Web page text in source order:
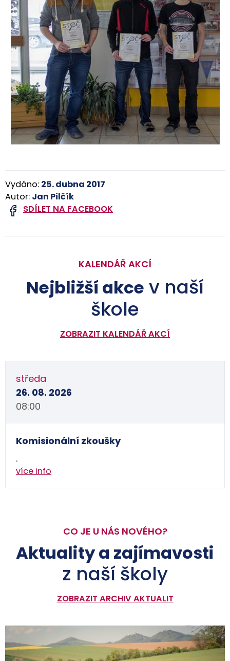
SDÍLET NA FACEBOOK
Vydáno: 25. dubna 2017
Autor: Jan Pilčík
KALENDÁŘ AKCÍ
Nejbližší akce v naší
škole
ZOBRAZIT KALENDÁŘ AKCÍ
středa
26. 08. 2026
08:00
Komisionální zkoušky
.
více info
CO JE U NÁS NOVÉHO?
Aktuality a zajímavosti
z naší školy
ZOBRAZIT ARCHIV AKTUALIT